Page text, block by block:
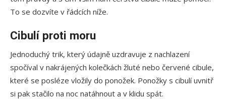
To se dozvíte v řádcích níže.
Cibulí proti moru
Jednoduchý trik, který údajně uzdravuje z nachlazení
spočíval v nakrájených kolečkách žluté nebo červené cibule,
které se posléze vložily do ponožek. Ponožky s cibulí uvnitř
si pak stačilo na noc natáhnout a v klidu spát.